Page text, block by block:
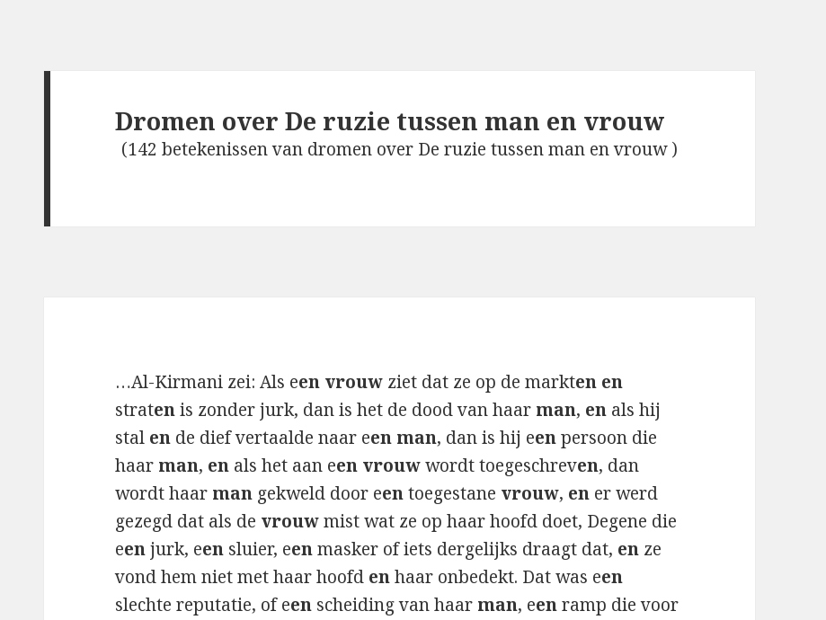
Dromen over De ruzie tussen man en vrouw
(142 betekenissen van dromen over De ruzie tussen man en vrouw )
…Al-Kirmani zei: Als een vrouw ziet dat ze op de markten en
stratenis zonder jurk, dan is het de dood van haar man, en als hij
stal en de dief vertaalde naar een man, dan is hij eenpersoon die
haar man, en als het aan een vrouwwordt toegeschreven, dan
wordt haar man gekweld door eentoegestane vrouw, en er werd
gezegd dat als de vrouwmist wat ze op haar hoofd doet, Degene die
eenjurk, een sluier, eenmasker of iets dergelijks draagt dat, en ze
vond hem niet met haar hoofd enhaar onbedekt. Dat was een
slechte reputatie, of een scheiding van haar man, eenramp die voor